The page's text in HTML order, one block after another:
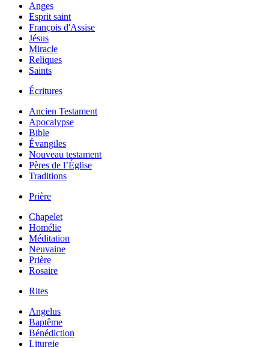
Anges
Esprit saint
François d'Assise
Jésus
Miracle
Reliques
Saints
Écritures
Ancien Testament
Apocalypse
Bible
Évangiles
Nouveau testament
Pères de l’Église
Traditions
Prière
Chapelet
Homélie
Méditation
Neuvaine
Prière
Rosaire
Rites
Angelus
Baptême
Bénédiction
Liturgie